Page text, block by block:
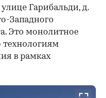
Гарибальди, д.
Западного
Это монолитное
технологиям
в рамках